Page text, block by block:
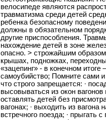
велосипеде являются
травматизма среди детей
ребенка безопасному
должны в обязательном
другие приспособления.
нахождение детей в зоне
опасно. > строжайшим
крышах, подножках,
«зацепинг» - в конечном итоге
самоубийство; Помните сами
что строго запрещается: ∙
высовываться из окон
оставлять детей без
вагонах; ∙ выходить из
встречного поезда; ∙ прыгать